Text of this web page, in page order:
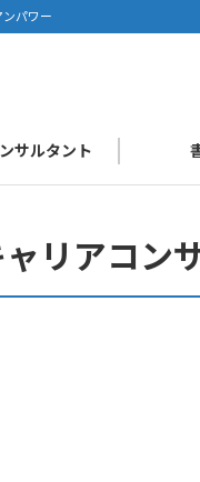
パワー
サルタント
ャリアコン